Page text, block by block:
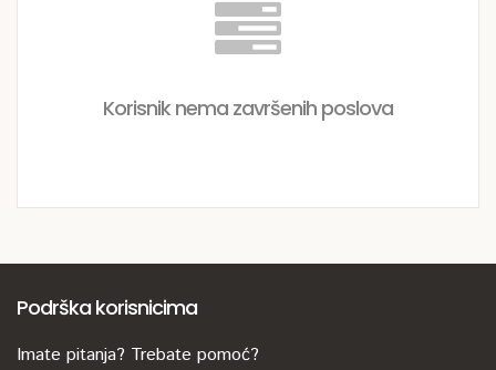
Korisnik nema završenih poslova
Podrška korisnicima
Imate pitanja? Trebate pomoć?